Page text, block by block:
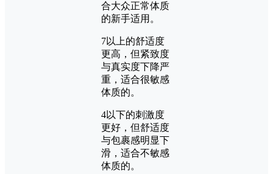
合大众正常体质
的新手适用。
7以上的舒适度
更高，但紧致度
与真实度下降严
重，适合很敏感
体质的。
4以下的刺激度
更好，但舒适度
与包裹感明显下
滑，适合不敏感
体质的。